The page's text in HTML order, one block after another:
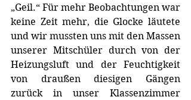
„Geil.“ Für mehr Beobachtungen war
keine Zeit mehr, die Glocke läutete
und wir mussten uns mit den Massen
unserer Mitschüler durch von der
Heizungsluft und der Feuchtigkeit
von draußen diesigen Gängen
zurück in unser Klassenzimmer